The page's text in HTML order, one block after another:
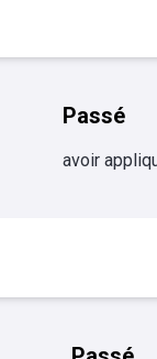
Passé
avoir